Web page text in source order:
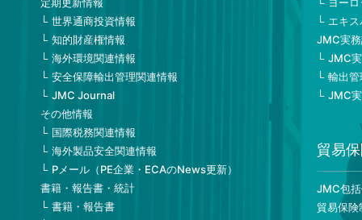
世界通商投資情報
知的財産権情報
海外環境関連情報
安全保障輸出管理関連情報
JMC Journal
その他情報
国際税務関連情報
海外製品安全関連情報
Pメール（PE企業・ECAのNews更新）
書籍・報告書・統計
書籍・報告書
エキ
JMC実
JMC
輸出
JMC
貿易
JMC包
貿易保険